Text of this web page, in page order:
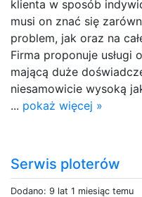
klienta w sposób
musi on znać się
problem, jak oraz na
Firma proponuje usługi
mającą duże
niesamowicie wysoką
... pokaż więcej »
Serwis ploterów
Dodano: 9 lat 1 miesiąc temu